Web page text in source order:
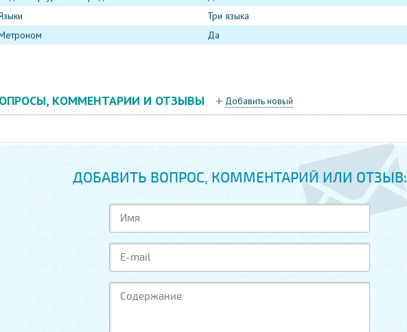
Три языка
Да
КОММЕНТАРИИ И ОТЗЫВЫ Добавить новый
ДОБАВИТЬ ВОПРОС, КОММЕНТАРИЙ ИЛИ ОТЗЫВ: